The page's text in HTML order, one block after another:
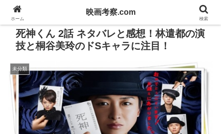
死神くん 2話 ネタバレと感想！林遣都の演
技と桐谷美玲のドSキャラに注目！
未分類
ホーム
映画考察.com
検索